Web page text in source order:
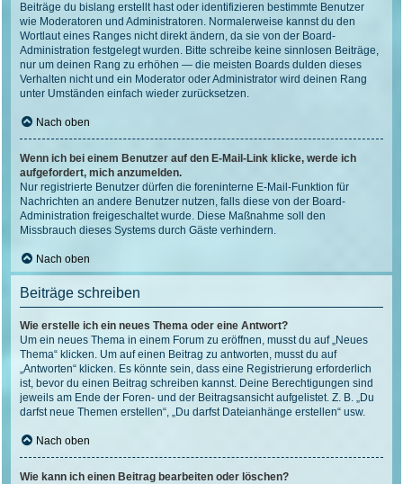
Beiträge du bislang erstellt hast oder identifizieren bestimmte Benutzer
wie Moderatoren und Administratoren. Normalerweise kannst du den
Wortlaut eines Ranges nicht direkt ändern, da sie von der Board-
Administration festgelegt wurden. Bitte schreibe keine sinnlosen Beiträge,
nur um deinen Rang zu erhöhen — die meisten Boards dulden dieses
Verhalten nicht und ein Moderator oder Administrator wird deinen Rang
unter Umständen einfach wieder zurücksetzen.
Nach oben
Wenn ich bei einem Benutzer auf den E-Mail-Link klicke, werde ich
aufgefordert, mich anzumelden.
Nur registrierte Benutzer dürfen die foreninterne E-Mail-Funktion für
Nachrichten an andere Benutzer nutzen, falls diese von der Board-
Administration freigeschaltet wurde. Diese Maßnahme soll den
Missbrauch dieses Systems durch Gäste verhindern.
Nach oben
Beiträge schreiben
Wie erstelle ich ein neues Thema oder eine Antwort?
Um ein neues Thema in einem Forum zu eröffnen, musst du auf „Neues
Thema“ klicken. Um auf einen Beitrag zu antworten, musst du auf
„Antworten“ klicken. Es könnte sein, dass eine Registrierung erforderlich
ist, bevor du einen Beitrag schreiben kannst. Deine Berechtigungen sind
jeweils am Ende der Foren- und der Beitragsansicht aufgelistet. Z. B. „Du
darfst neue Themen erstellen“, „Du darfst Dateianhänge erstellen“ usw.
Nach oben
Wie kann ich einen Beitrag bearbeiten oder löschen?